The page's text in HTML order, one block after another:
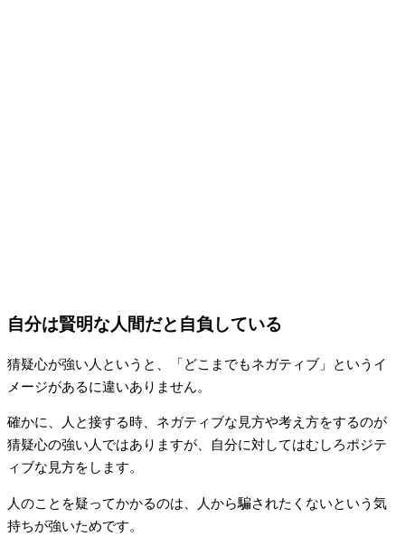
自分は賢明な人間だと自負している
猜疑心が強い人というと、「どこまでもネガティブ」というイ
メージがあるに違いありません。
確かに、人と接する時、ネガティブな見方や考え方をするのが
猜疑心の強い人ではありますが、自分に対してはむしろポジテ
ィブな見方をします。
人のことを疑ってかかるのは、人から騙されたくないという気
持ちが強いためです。